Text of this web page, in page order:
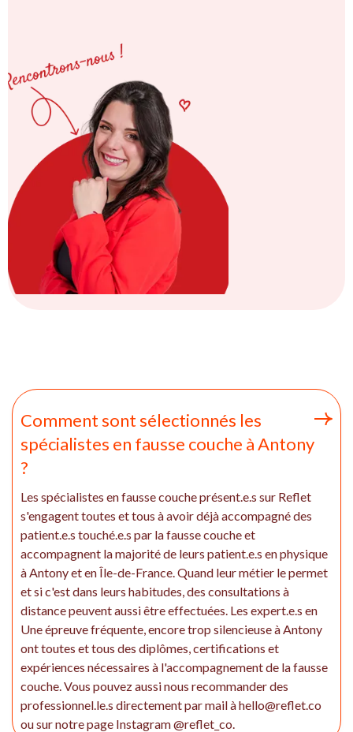
Comment sont sélectionnés les
spécialistes en fausse couche à Antony
?
Les spécialistes en fausse couche présent.e.s sur Reflet
s'engagent toutes et tous à avoir déjà accompagné des
patient.e.s touché.e.s par la fausse couche et
accompagnent la majorité de leurs patient.e.s en physique
à Antony et en Île-de-France. Quand leur métier le permet
et si c'est dans leurs habitudes, des consultations à
distance peuvent aussi être effectuées. Les expert.e.s en
Une épreuve fréquente, encore trop silencieuse à Antony
ont toutes et tous des diplômes, certifications et
expériences nécessaires à l'accompagnement de la fausse
couche. Vous pouvez aussi nous recommander des
professionnel.le.s directement par mail à hello@reflet.co
ou sur notre page Instagram @reflet_co.